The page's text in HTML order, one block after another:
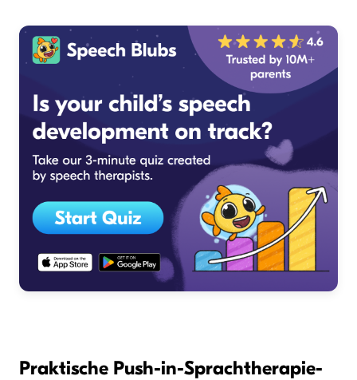
Praktische Push-in-Sprachtherapie-